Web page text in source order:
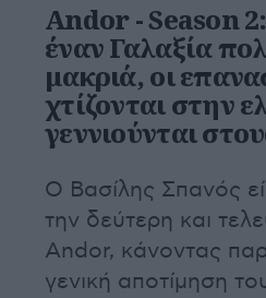
Andor - Season
έναν Γαλαξία
μακριά, οι
χτίζονται στην
γεννιούνται
Ο Βασίλης Σπανός
την δεύτερη και
Andor, κάνοντας
γενική αποτίμηση